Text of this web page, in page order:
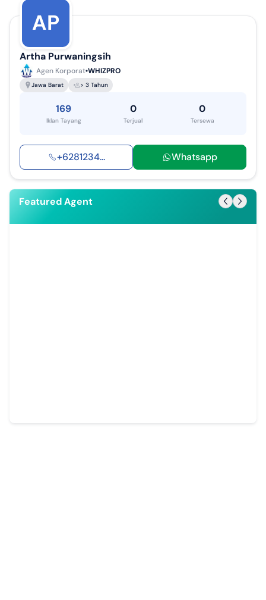
AP
Artha Purwaningsih
Agen Korporat WHIZPRO
Jawa Barat > 3 Tahun
169
Iklan Tayang
0
Terjual
0
Tersewa
+6281234... Whatsapp
Featured Agent